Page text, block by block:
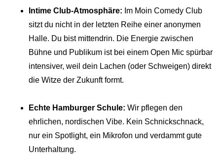
Intime Club-Atmosphäre: Im Moin Comedy Club
sitzt du nicht in der letzten Reihe einer anonymen
Halle. Du bist mittendrin. Die Energie zwischen
Bühne und Publikum ist bei einem Open Mic spürbar
intensiver, weil dein Lachen (oder Schweigen) direkt
die Witze der Zukunft formt.
Echte Hamburger Schule: Wir pflegen den
ehrlichen, nordischen Vibe. Kein Schnickschnack,
nur ein Spotlight, ein Mikrofon und verdammt gute
Unterhaltung.